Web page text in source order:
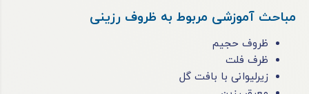
مباحث آموزشی مربوط به ظروف رزینی
ظروف حجیم
ظرف فلت
زیرلیوانی با بافت گل